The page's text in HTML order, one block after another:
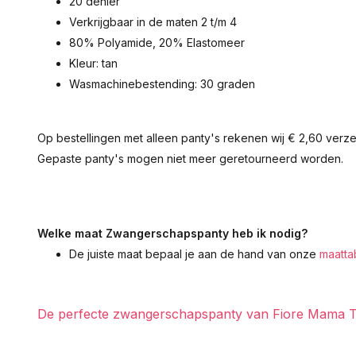
Verkrijgbaar in de maten 2 t/m 4
80% Polyamide, 20% Elastomeer
Kleur: tan
Wasmachinebestending: 30 graden
Op bestellingen met alleen panty's rekenen wij € 2,60
Gepaste panty's mogen niet meer geretourneerd worden.
Welke maat Zwangerschapspanty heb ik nodig?
De juiste maat bepaal je aan de hand van onze
De perfecte zwangerschapspanty van Fiore Mama